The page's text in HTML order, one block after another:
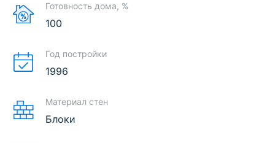
Готовность дома, %
100
Год постройки
1996
Материал стен
Блоки